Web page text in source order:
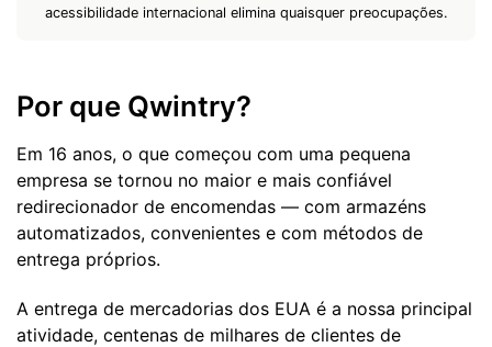
acessibilidade internacional elimina quaisquer preocupações.
Por que Qwintry?
Em 16 anos, o que começou com uma pequena
empresa se tornou no maior e mais confiável
redirecionador de encomendas — com armazéns
automatizados, convenientes e com métodos de
entrega próprios.
A entrega de mercadorias dos EUA é a nossa principal
atividade, centenas de milhares de clientes de